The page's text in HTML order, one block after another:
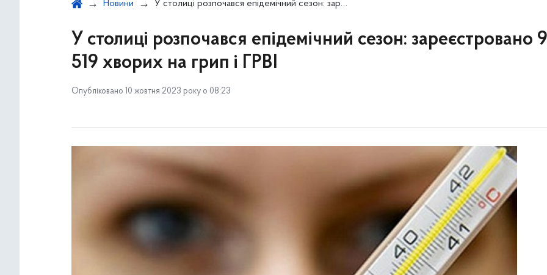
Новини У столиці розпочався епідемічний сезон: зареєстровано 9 519 хворих на грип і ГРВІ
У столиці розпочався епідемічний сезон: зареєстровано 9
519 хворих на грип і ГРВІ
Опубліковано 10 жовтня 2023 року о 08:23